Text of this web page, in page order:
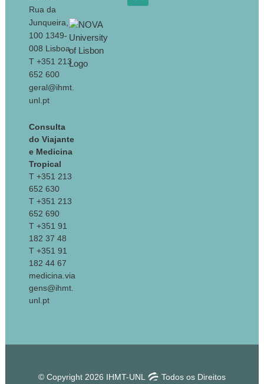
Rua da
Junqueira,
100 1349-
008 Lisboa
T +351 213
652 600
geral@ihmt.
unl.pt
Consulta
do Viajante
e Medicina
Tropical
T +351 213
652 630
T +351 213
652 690
T +351 91
182 37 48
T +351 91
182 44 67
medicina.via
gens@ihmt.
unl.pt
© Copyright 2026 IHMT-UNL Todos os Direitos